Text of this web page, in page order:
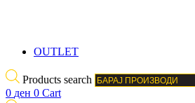
OUTLET
Products search
0 ден 0 Cart